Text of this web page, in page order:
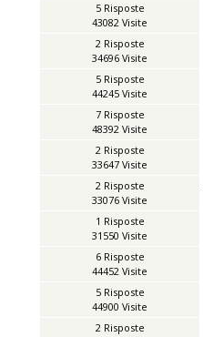
5 Risposte
43082 Visite
2 Risposte
34696 Visite
5 Risposte
44245 Visite
7 Risposte
48392 Visite
2 Risposte
33647 Visite
2 Risposte
33076 Visite
1 Risposte
31550 Visite
6 Risposte
44452 Visite
5 Risposte
44900 Visite
2 Risposte